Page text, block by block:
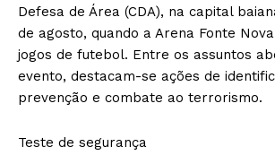
Defesa de Área (CDA), na capital
de agosto, quando a Arena Fonte
jogos de futebol. Entre os assuntos
evento, destacam-se ações de
prevenção e combate ao terrorismo.
Teste de segurança